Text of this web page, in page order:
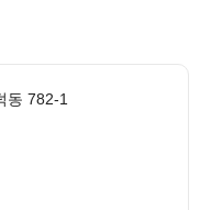
동 782-1